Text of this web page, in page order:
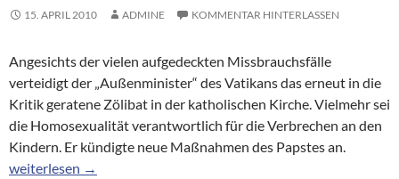
15. APRIL 2010 ADMINE KOMMENTAR HINTERLASSEN
Angesichts der vielen aufgedeckten Missbrauchsfälle
verteidigt der „Außenminister“ des Vatikans das erneut in die
Kritik geratene Zölibat in der katholischen Kirche. Vielmehr sei
die Homosexualität verantwortlich für die Verbrechen an den
Kindern. Er kündigte neue Maßnahmen des Papstes an.
Missbrauchsfälle: Vatikan gibt der Homosexualität die Schuld
weiterlesen →